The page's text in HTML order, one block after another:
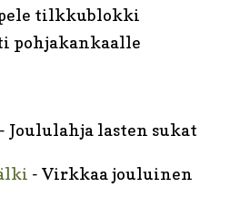
tilkkublokki
pohjakankaalle
- Joululahja lasten sukat
- Virkkaa jouluinen